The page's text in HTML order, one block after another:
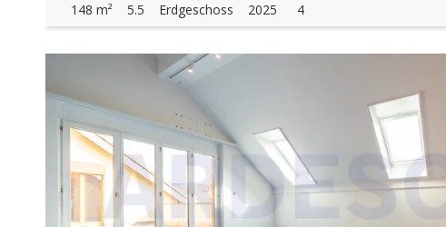
148 m² 5.5 Erdgeschoss 2025 4